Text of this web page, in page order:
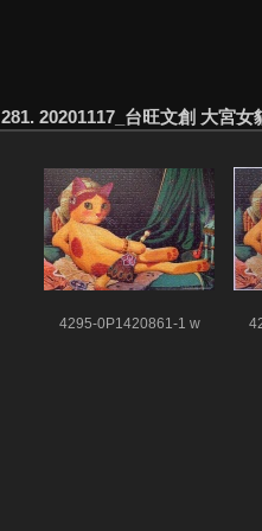
281. 20201117_台旺文創 大宮女
4295-0P1420861-1 w